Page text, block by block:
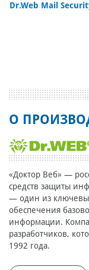
Dr.Web Mail
О
«Доктор Веб» —
средств защиты
— один из
обеспечения
информации.
разработчиков,
1992 года.